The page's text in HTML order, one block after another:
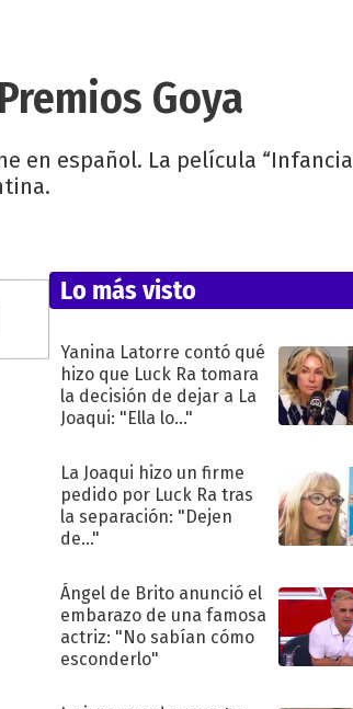
Goya
en español. La película “Infancia
Lo más visto
Yanina Latorre contó qué
hizo que Luck Ra tomara
la decisión de dejar a La
Joaqui: "Ella lo..."
La Joaqui hizo un firme
pedido por Luck Ra tras
la separación: "Dejen
de..."
Ángel de Brito anunció el
embarazo de una famosa
actriz: "No sabían cómo
esconderlo"